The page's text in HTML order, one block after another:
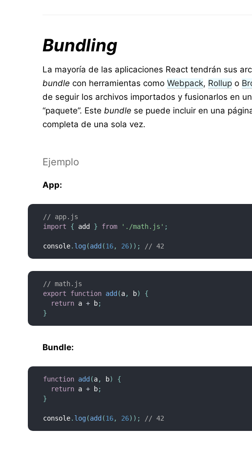
Bundling
La mayoría de las aplicaciones React tendrán sus
bundle con herramientas comoWebpack, Rollup o
de seguir los archivos importados y fusionarlos en
“paquete”. Estebundle se puede incluir en una
completa de una sola vez.
Ejemplo
App:
// app.js
import
{ add } from './math.js' ;
console. log(add (16, 26) ) ; // 42
// math.js
export
function add (a, b)
{
return a + b;
}
Bundle:
function add (a, b)
{
return a + b;
}
console. log(add (16, 26) ) ; // 42